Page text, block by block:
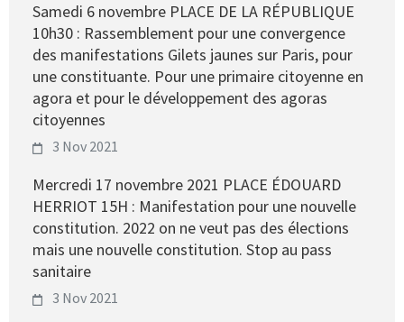
Samedi 6 novembre PLACE DE LA RÉPUBLIQUE
10h30 : Rassemblement pour une convergence
des manifestations Gilets jaunes sur Paris, pour
une constituante. Pour une primaire citoyenne en
agora et pour le développement des agoras
citoyennes
3 Nov 2021
Mercredi 17 novembre 2021 PLACE ÉDOUARD
HERRIOT 15H : Manifestation pour une nouvelle
constitution. 2022 on ne veut pas des élections
mais une nouvelle constitution. Stop au pass
sanitaire
3 Nov 2021